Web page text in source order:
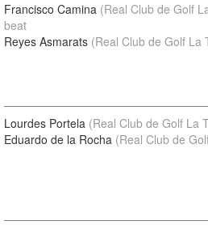
Francisco Camina (Real Club de Golf
beat
Reyes Asmarats (Real Club de Golf La
Lourdes Portela (Real Club de Golf La
Eduardo de la Rocha (Real Club de